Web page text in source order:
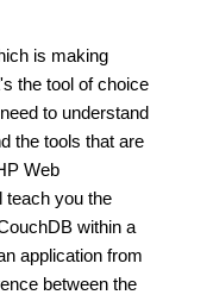
is making
the tool of choice
to understand
the tools that are
Web
teach you the
within a
application from
between the